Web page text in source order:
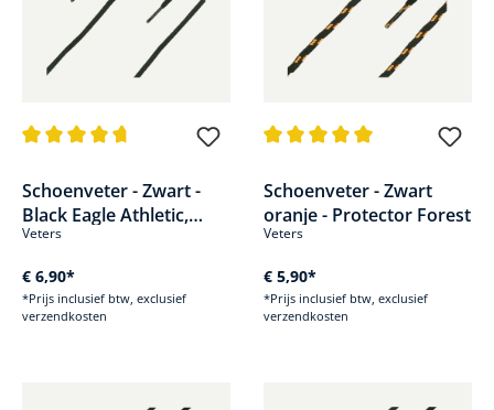
Schoenveter - Zwart -
Black Eagle Athletic,
Tactical & Safety
Veters
€ 6,90*
*Prijs inclusief btw, exclusief
verzendkosten
Schoenveter - Zwart
oranje - Protector Forest
Veters
€ 5,90*
*Prijs inclusief btw, exclusief
verzendkosten